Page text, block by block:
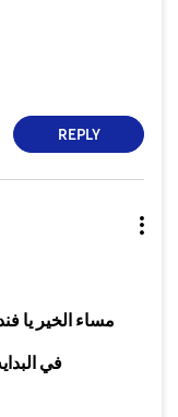
REPLY
مساء الخير يا
في